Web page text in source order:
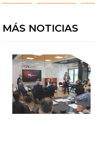
MÁS NOTICIAS